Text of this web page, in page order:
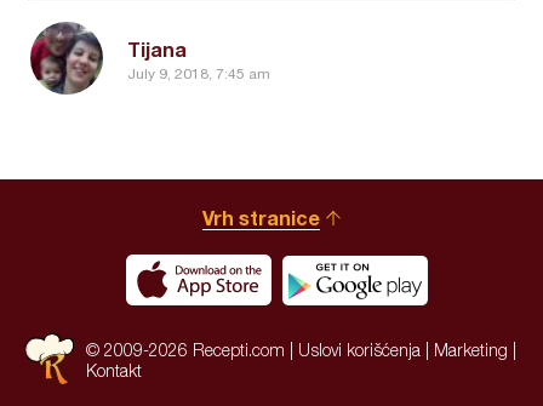
Tijana
July 9, 2018, 7:45 am
Vrh stranice
© 2009-2026 Recepti.com | Uslovi korišćenja Marketing
Kontakt